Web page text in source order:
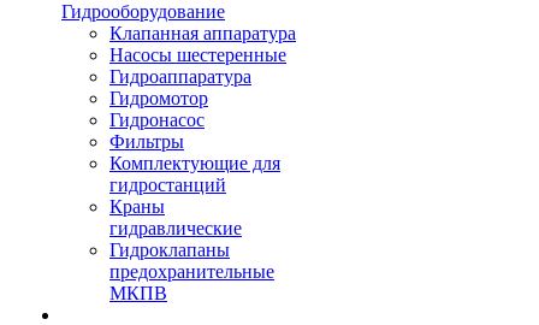
Гидрооборудование
Клапанная аппаратура
Насосы шестеренные
Гидроаппаратура
Гидромотор
Гидронасос
Фильтры
Комплектующие для
гидростанций
Краны
гидравлические
Гидроклапаны
предохранительные
МКПВ